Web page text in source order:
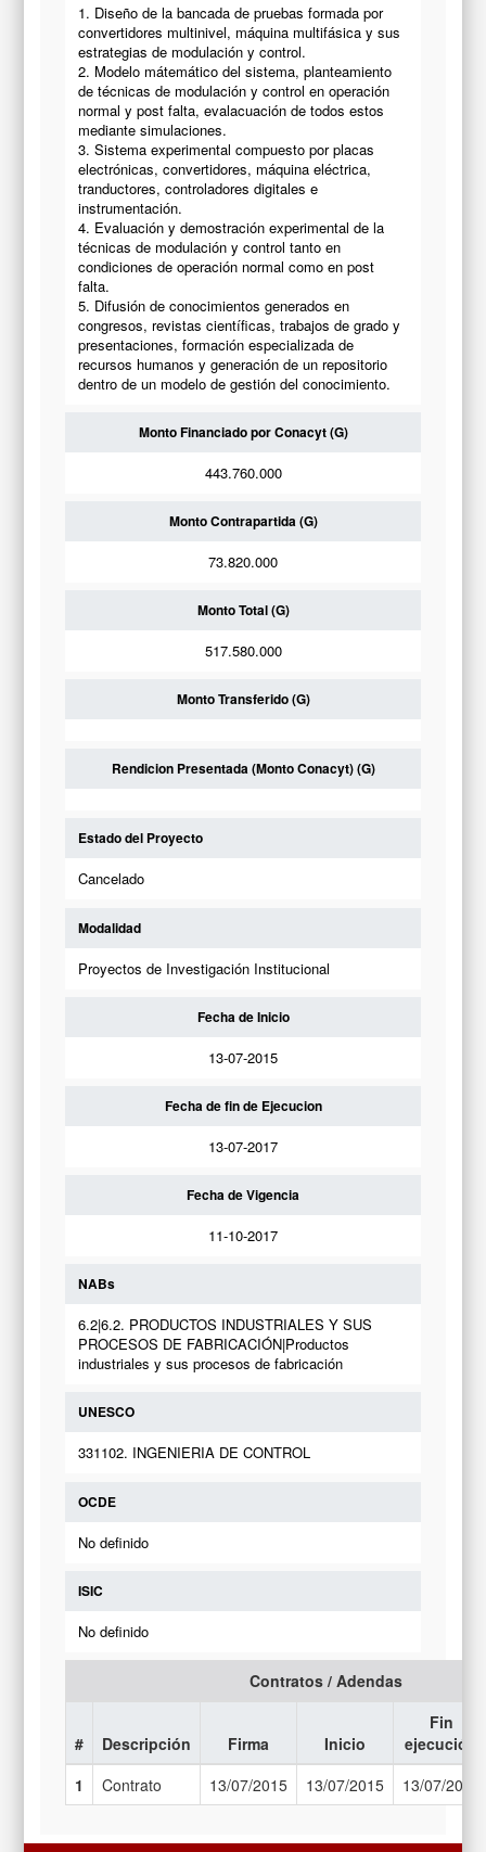
1. Diseño de la bancada de pruebas formada por
convertidores multinivel, máquina multifásica y sus
estrategias de modulación y control.
2. Modelo mátemático del sistema, planteamiento
de técnicas de modulación y control en operación
normal y post falta, evalacuación de todos estos
mediante simulaciones.
3. Sistema experimental compuesto por placas
electrónicas, convertidores, máquina eléctrica,
tranductores, controladores digitales e
instrumentación.
4. Evaluación y demostración experimental de la
técnicas de modulación y control tanto en
condiciones de operación normal como en post
falta.
5. Difusión de conocimientos generados en
congresos, revistas científicas, trabajos de grado y
presentaciones, formación especializada de
recursos humanos y generación de un repositorio
dentro de un modelo de gestión del conocimiento.
Monto Financiado por Conacyt (G)
443.760.000
Monto Contrapartida (G)
73.820.000
Monto Total (G)
517.580.000
Monto Transferido (G)
Rendicion Presentada (Monto Conacyt) (G)
Estado del Proyecto
Cancelado
Modalidad
Proyectos de Investigación Institucional
Fecha de Inicio
13-07-2015
Fecha de fin de Ejecucion
13-07-2017
Fecha de Vigencia
11-10-2017
NABs
6.2|6.2. PRODUCTOS INDUSTRIALES Y SUS
PROCESOS DE FABRICACIÓN|Productos
industriales y sus procesos de fabricación
UNESCO
331102. INGENIERIA DE CONTROL
OCDE
No definido
ISIC
No definido
Contratos / Adendas
# Descripción Firma Inicio
Fin
ejecución
1
Contrato 13/07/2015 13/07/2015 13/07/2017